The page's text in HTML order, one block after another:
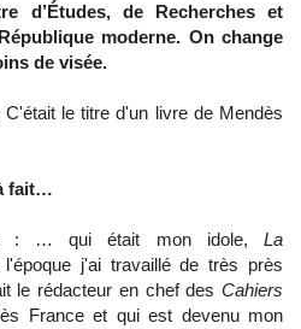
d’Études, de Recherches et
moderne. On change
de visée.
le titre d'un livre de Mendès
fait…
: … qui était mon idole, La
j'ai travaillé de très près
le rédacteur en chef des Cahiers
France et qui est devenu mon